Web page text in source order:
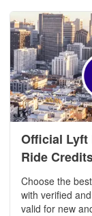
プリをダウンロ
用方法はこち
Uberのアプリ
あなたの現在位
え先をお知らせします。 ドライバー
報を確認したり
きます。より快
はドライバーに
す。 領収書はEメール
希望の方には高
などもおすすめです。 ご不明点・ご質問は下
ください。
Official Lyft
Ride
Choose the
with verified
valid for new